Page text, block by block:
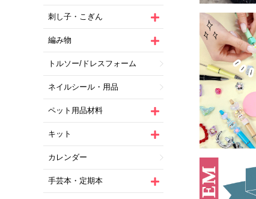
刺し子・こぎん
編み物
トルソー/ドレスフォーム
ネイルシール・用品
ペット用品材料
キット
カレンダー
手芸本・定期本